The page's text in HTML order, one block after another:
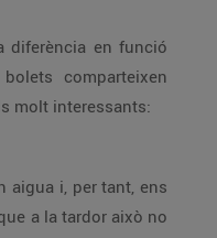
diferència en funció
comparteixen
molt interessants:
aigua i, per tant, ens
a la tardor això no